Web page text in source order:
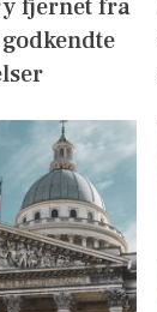
fjernet fra